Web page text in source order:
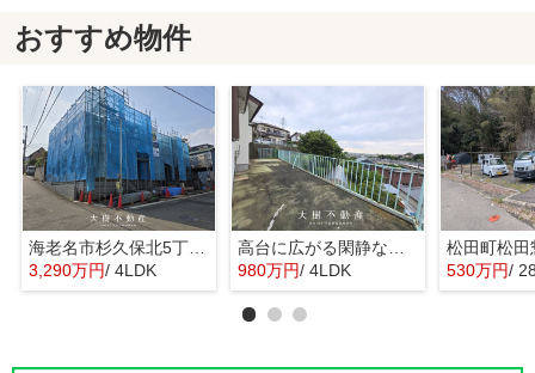
おすすめ物件
海老名市杉久保北5丁目 新築戸建て 全3棟
3,290万円/ 4LDK
高台に広がる閑静な住宅 暮らしの楽しみ
980万円/ 4LDK 530万円/